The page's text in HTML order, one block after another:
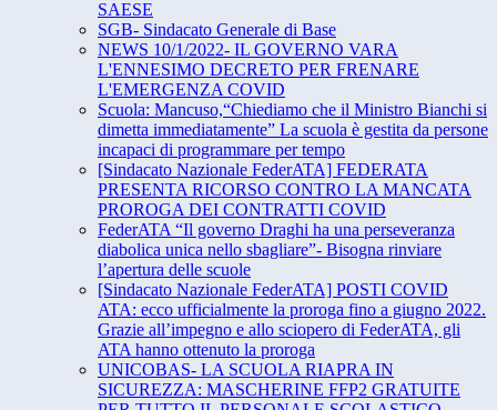
SAESE
SGB- Sindacato Generale di Base
NEWS 10/1/2022- IL GOVERNO VARA
L'ENNESIMO DECRETO PER FRENARE
L'EMERGENZA COVID
Scuola: Mancuso,“Chiediamo che il Ministro Bianchi si
dimetta immediatamente” La scuola è gestita da persone
incapaci di programmare per tempo
[Sindacato Nazionale FederATA] FEDERATA
PRESENTA RICORSO CONTRO LA MANCATA
PROROGA DEI CONTRATTI COVID
FederATA “Il governo Draghi ha una perseveranza
diabolica unica nello sbagliare”- Bisogna rinviare
l’apertura delle scuole
[Sindacato Nazionale FederATA] POSTI COVID
ATA: ecco ufficialmente la proroga fino a giugno 2022.
Grazie all’impegno e allo sciopero di FederATA, gli
ATA hanno ottenuto la proroga
UNICOBAS- LA SCUOLA RIAPRA IN
SICUREZZA: MASCHERINE FFP2 GRATUITE